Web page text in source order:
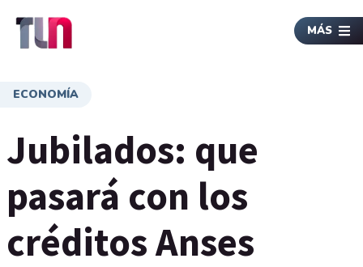
MÁS
ECONOMÍA
Jubilados: que
pasará con los
créditos Anses